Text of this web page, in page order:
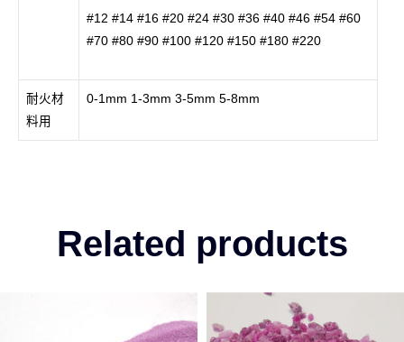
#12 #14 #16 #20 #24 #30 #36 #40 #46 #54 #60
#70 #80 #90 #100 #120 #150 #180 #220
耐火材
料用
0-1mm 1-3mm 3-5mm 5-8mm
Related products